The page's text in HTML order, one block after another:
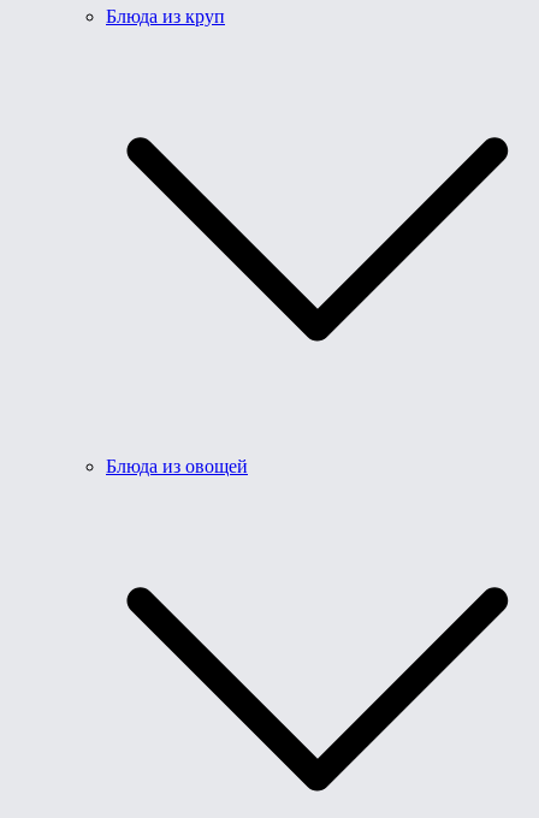
Блюда из круп
Блюда из овощей